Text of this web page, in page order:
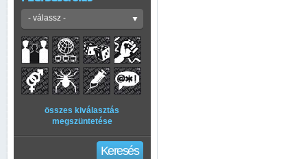
összes kiválasztás
megszüntetése
Keresés